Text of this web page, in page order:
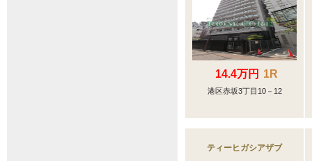
14.4万円 1R
港区赤坂3丁目10－12
ティーヒガシアザブ